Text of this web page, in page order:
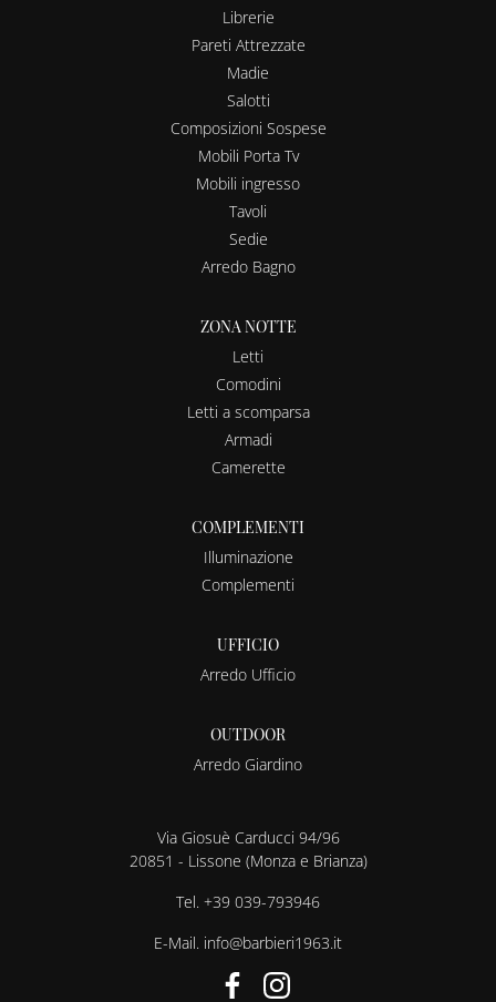
Librerie
Pareti Attrezzate
Madie
Salotti
Composizioni Sospese
Mobili Porta Tv
Mobili ingresso
Tavoli
Sedie
Arredo Bagno
ZONA NOTTE
Letti
Comodini
Letti a scomparsa
Armadi
Camerette
COMPLEMENTI
Illuminazione
Complementi
UFFICIO
Arredo Ufficio
OUTDOOR
Arredo Giardino
Via Giosuè Carducci 94/96
20851 - Lissone (Monza e Brianza)
Tel. +39 039-793946
E-Mail. info@barbieri1963.it